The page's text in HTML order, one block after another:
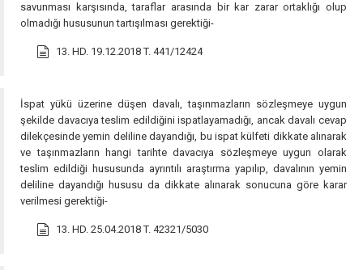
savunması karşısında, taraflar arasında bir kar zarar ortaklığı olup
olmadığı hususunun tartışılması gerektiği-
13. HD. 19.12.2018 T. 441/12424
İspat yükü üzerine düşen davalı, taşınmazların sözleşmeye uygun
şekilde davacıya teslim edildiğini ispatlayamadığı, ancak davalı cevap
dilekçesinde yemin deliline dayandığı, bu ispat külfeti dikkate alınarak
ve taşınmazların hangi tarihte davacıya sözleşmeye uygun olarak
teslim edildiği hususunda ayrıntılı araştırma yapılıp, davalının yemin
deliline dayandığı hususu da dikkate alınarak sonucuna göre karar
verilmesi gerektiği-
13. HD. 25.04.2018 T. 42321/5030